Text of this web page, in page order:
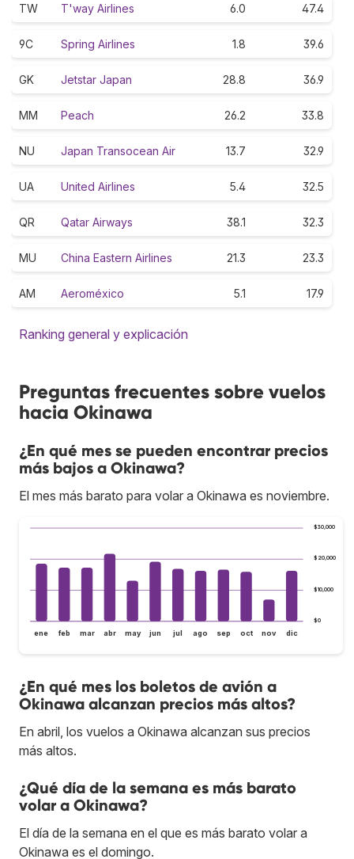
TW T'way Airlines 6.0 47.4
9C Spring Airlines 1.8 39.6
GK Jetstar Japan 28.8 36.9
MM Peach 26.2 33.8
NU Japan Transocean Air 13.7 32.9
UA United Airlines 5.4 32.5
QR Qatar Airways 38.1 32.3
MU China Eastern Airlines 21.3 23.3
AM Aeroméxico 5.1 17.9
Ranking general y explicación
Preguntas frecuentes sobre vuelos
hacia Okinawa
¿En qué mes se pueden encontrar precios
más bajos a Okinawa?
El mes más barato para volar a Okinawa es noviembre.
$0
$10,000
$20,000
$30,000
ene feb mar abr may jun jul ago sep oct nov dic
¿En qué mes los boletos de avión a
Okinawa alcanzan precios más altos?
En abril, los vuelos a Okinawa alcanzan sus precios
más altos.
¿Qué día de la semana es más barato
volar a Okinawa?
El día de la semana en el que es más barato volar a
Okinawa es el domingo.